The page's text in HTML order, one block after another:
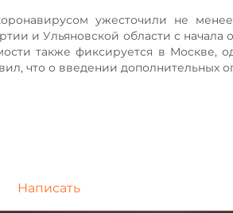
ужесточили не менее
и Ульяновской области с
также фиксируется в Москве,
что о введении дополнительных
Написать